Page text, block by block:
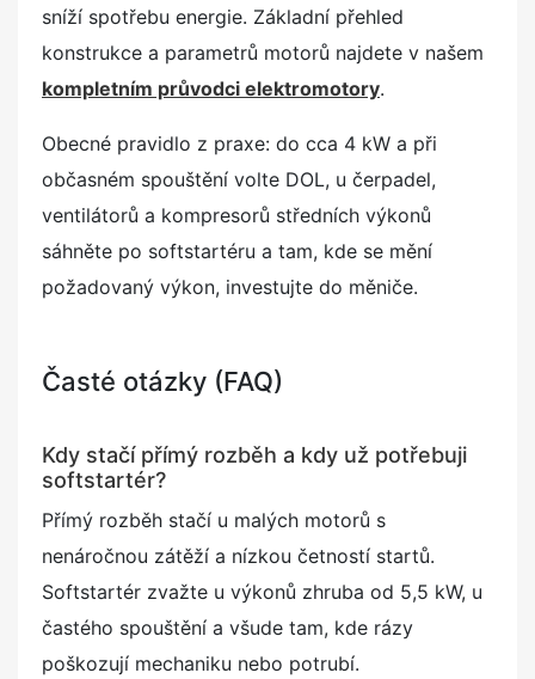
sníží spotřebu energie. Základní přehled
konstrukce a parametrů motorů najdete v našem
kompletním průvodci elektromotory.
Obecné pravidlo z praxe: do cca 4 kW a při
občasném spouštění volte DOL, u čerpadel,
ventilátorů a kompresorů středních výkonů
sáhněte po softstartéru a tam, kde se mění
požadovaný výkon, investujte do měniče.
Časté otázky (FAQ)
Kdy stačí přímý rozběh a kdy už potřebuji
softstartér?
Přímý rozběh stačí u malých motorů s
nenáročnou zátěží a nízkou četností startů.
Softstartér zvažte u výkonů zhruba od 5,5 kW, u
častého spouštění a všude tam, kde rázy
poškozují mechaniku nebo potrubí.